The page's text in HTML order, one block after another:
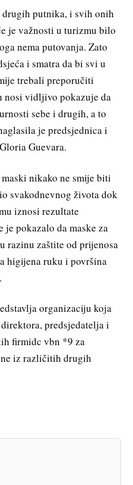
putnika, i svih onih
je važnosti u turizmu bilo
nema putovanja. Zato
i smatra da bi svi u
trebali preporučiti
nosi vidljivo pokazuje da
sebe i drugih, a to
je predsjednica i
Guevara.
nikako ne smije biti
svakodnevnog života dok
iznosi rezultate
pokazalo da maske za
razinu zaštite od prijenosa
higijena ruku i površina
organizaciju koja
predsjedatelja i
firmidc vbn *9 za
iz različitih drugih